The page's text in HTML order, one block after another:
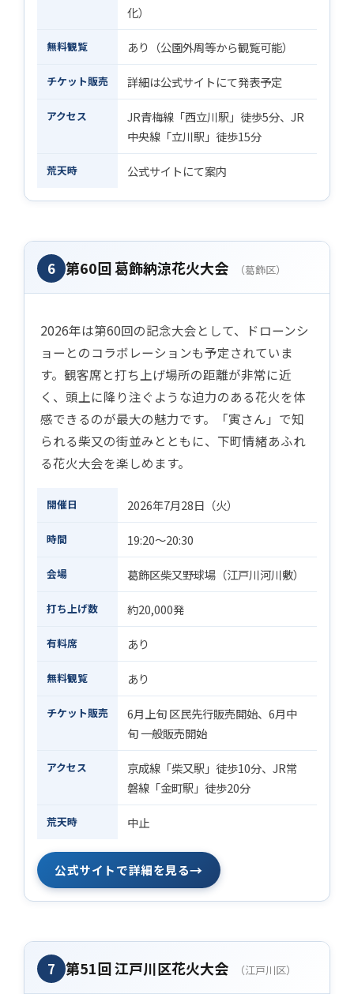
化）
無料観覧 あり（公園外周等から観覧可能）
チケット販売 詳細は公式サイトにて発表予定
アクセス
JR青梅線「西立川駅」徒歩5分、JR
中央線「立川駅」徒歩15分
荒天時 公式サイトにて案内
6 第60回 葛飾納涼花火大会 （葛飾区）
2026年は第60回の記念大会として、ドローンシ
ョーとのコラボレーションも予定されていま
す。観客席と打ち上げ場所の距離が非常に近
く、頭上に降り注ぐような迫力のある花火を体
感できるのが最大の魅力です。「寅さん」で知
られる柴又の街並みとともに、下町情緒あふれ
る花火大会を楽しめます。
開催日 2026年7月28日（火）
時間 19:20〜20:30
会場 葛飾区柴又野球場（江戸川河川敷）
打ち上げ数 約20,000発
有料席 あり
無料観覧 あり
チケット販売
6月上旬 区民先行販売開始、6月中
旬 一般販売開始
アクセス
京成線「柴又駅」徒歩10分、JR常
磐線「金町駅」徒歩20分
荒天時 中止
公式サイトで詳細を見る→
7 第51回 江戸川区花火大会 （江戸川区）